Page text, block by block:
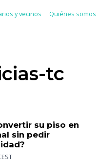
y vecinos Quiénes somos
tc
su piso en
sin pedir